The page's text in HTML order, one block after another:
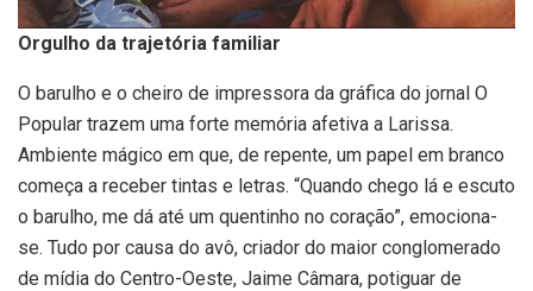
Orgulho da trajetória familiar
O barulho e o cheiro de impressora da gráfica do jornal O
Popular trazem uma forte memória afetiva a Larissa.
Ambiente mágico em que, de repente, um papel em branco
começa a receber tintas e letras. “Quando chego lá e escuto
o barulho, me dá até um quentinho no coração”, emociona-
se. Tudo por causa do avô, criador do maior conglomerado
de mídia do Centro-Oeste, Jaime Câmara, potiguar de